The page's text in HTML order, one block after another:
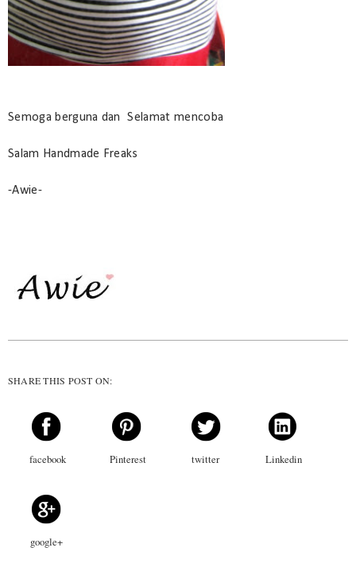
Semoga berguna dan Selamat mencoba
Salam Handmade Freaks
-Awie-
SHARE THIS POST ON:
facebook Pinterest twitter Linkedin
google+